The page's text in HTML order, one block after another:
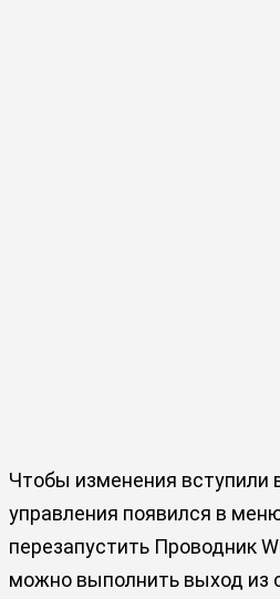
Чтобы изменения вступили
управления появился в
перезапустить Проводник
можно выполнить выход из